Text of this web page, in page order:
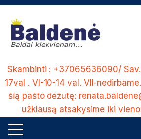
Skip
content
Skambinti : +37065636090/
17val . VI-10-14 val. VII-
šią pašto dėžutę:
užklausą atsakysime iki